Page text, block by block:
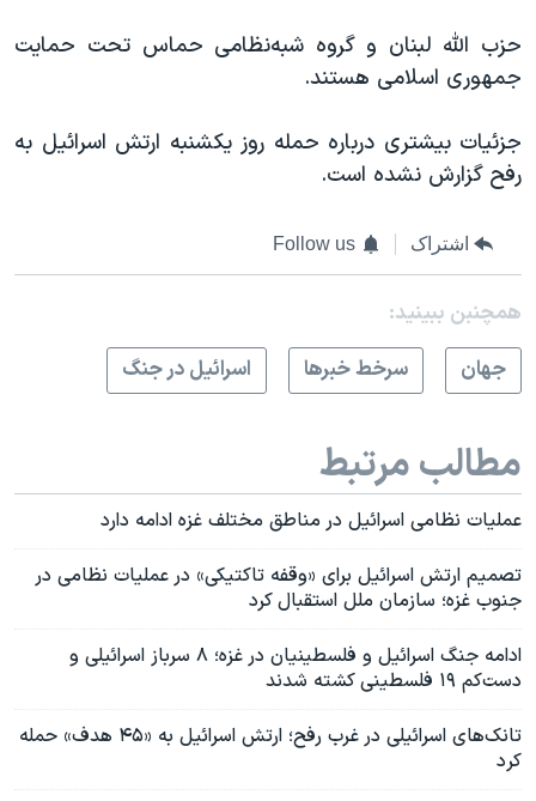
حزب الله لبنان و گروه شبه‌نظامی حماس تحت حمایت
جمهوری اسلامی هستند.
جزئیات بیشتری درباره حمله روز یکشنبه ارتش اسرائیل به
رفح گزارش نشده است.
اشتراک Follow us
همچنبن ببینید:
جهان
سرخط خبرها اسرائیل در جنگ
مطالب مرتبط
عملیات نظامی اسرائيل در مناطق مختلف غزه ادامه دارد
تصمیم ارتش اسرائیل برای «وقفه تاکتیکی» در عملیات نظامی در
جنوب غزه؛ سازمان ملل استقبال کرد
ادامه جنگ اسرائیل و فلسطینیان در غزه؛ ۸ سرباز اسرائیلی و
دست‌کم ۱۹ فلسطینی کشته شدند
تانک‌های اسرائیلی در غرب رفح؛ ارتش اسرائیل به «۴۵ هدف» حمله
کرد